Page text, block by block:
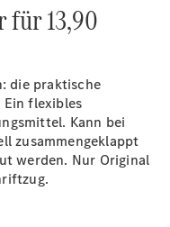
für 13,90
die praktische
Ein flexibles
Kann bei
zusammengeklappt
werden. Nur Original